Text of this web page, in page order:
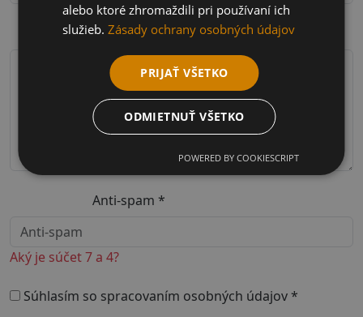
Správa pre nás*
Anti-spam *
Aký je súčet 7 a 4?
Súhlasím so spracovaním osobných údajov*
alebo ktoré zhromaždili pri používaní ich
služieb.Zásady ochrany osobných údajov
PRIJAŤ VŠETKO
ODMIETNUŤ VŠETKO
POWERED BY COOKIESCRIPT